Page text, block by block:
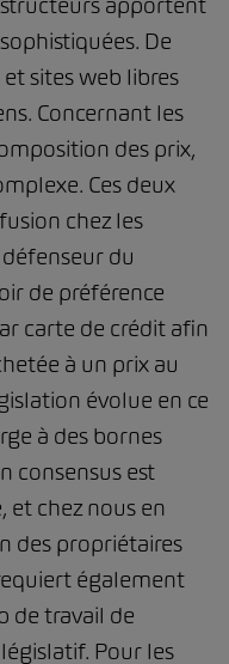
De
sites web libres
Concernant les
des prix,
Ces deux
chez les
du
de préférence
carte de crédit afin
à un prix au
évolue en ce
à des bornes
consensus est
et chez nous en
des propriétaires
également
de travail de
Pour les